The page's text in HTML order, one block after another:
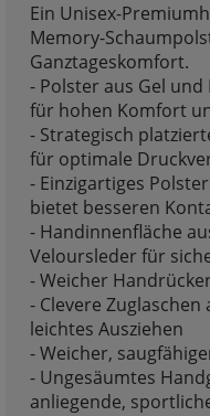
Ein Unisex-
Memory-
Ganztageskomfort.
- Polster aus Gel
für hohen Komfort
- Strategisch
für optimale
- Einzigartiges
bietet besseren
- Handinnenfläche
Veloursleder für
- Weicher
- Clevere
leichtes Ausziehen
- Weicher,
- Ungesäumtes
anliegende,